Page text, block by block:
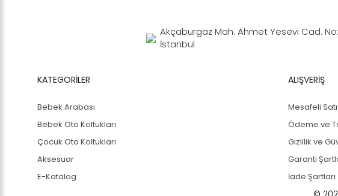
Akçaburgaz Mah. Ahmet Yesevi Cad.
İstanbul
KATEGORİLER
Bebek Arabası
Bebek Oto Koltukları
Çocuk Oto Koltukları
Aksesuar
E-Katalog
ALIŞVERİŞ
Mesafeli
Ödeme ve
Gizlilik ve
Garanti
İade Şartları